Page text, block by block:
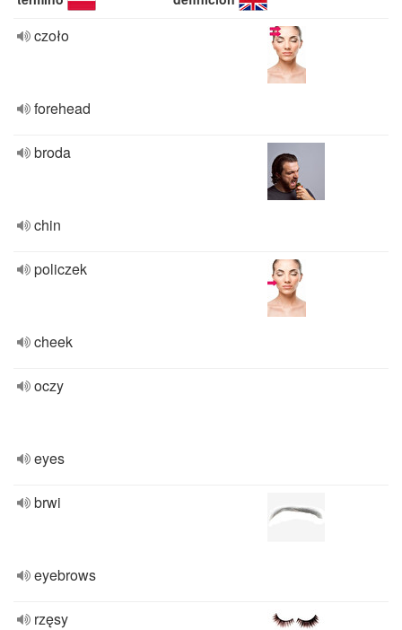
czoło
forehead
broda
chin
policzek
cheek
oczy
eyes
brwi
eyebrows
rzęsy